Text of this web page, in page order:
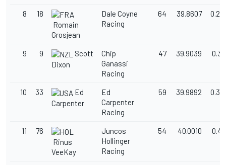
8
18
Romain
Grosjean
Dale Coyne
Racing
64 39.8607
9 9
Scott
Dixon
Chip
Ganassi
Racing
47 39.9039
10 33
Ed
Carpenter
Ed
Carpenter
Racing
59 39.9892
11
76
Rinus
VeeKay
Juncos
Hollinger
Racing
54 40.0010